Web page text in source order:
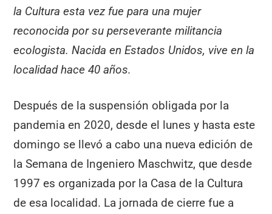
la Cultura esta vez fue para una mujer
reconocida por su perseverante militancia
ecologista. Nacida en Estados Unidos, vive en la
localidad hace 40 años.
Después de la suspensión obligada por la
pandemia en 2020, desde el lunes y hasta este
domingo se llevó a cabo una nueva edición de
la Semana de Ingeniero Maschwitz, que desde
1997 es organizada por la Casa de la Cultura
de esa localidad. La jornada de cierre fue a